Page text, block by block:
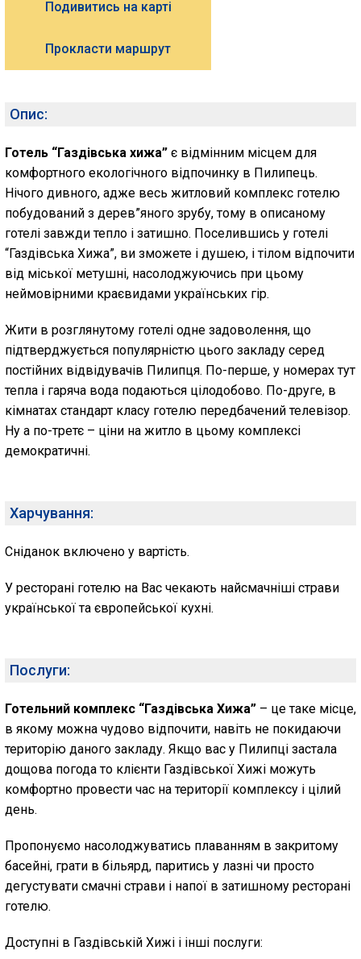
Подивитись на карті
Прокласти маршрут
Опис:
Готель “Газдівська хижа” є відмінним місцем для
комфортного екологічного відпочинку в Пилипець.
Нічого дивного, адже весь житловий комплекс готелю
побудований з дерев”яного зрубу, тому в описаному
готелі завжди тепло і затишно. Поселившись у готелі
“Газдівська Хижа”, ви зможете і душею, і тілом відпочити
від міської метушні, насолоджуючись при цьому
неймовірними краєвидами українських гір.
Жити в розглянутому готелі одне задоволення, що
підтверджується популярністю цього закладу серед
постійних відвідувачів Пилипця. По-перше, у номерах тут
тепла і гаряча вода подаються цілодобово. По-друге, в
кімнатах стандарт класу готелю передбачений телевізор.
Ну а по-третє – ціни на житло в цьому комплексі
демократичні.
Харчування:
Сніданок включено у вартість.
У ресторані готелю на Вас чекають найсмачніші страви
української та європейської кухні.
Послуги:
Готельний комплекс “Газдівська Хижа” – це таке місце,
в якому можна чудово відпочити, навіть не покидаючи
територію даного закладу. Якщо вас у Пилипці застала
дощова погода то клієнти Газдівської Хижі можуть
комфортно провести час на території комплексу і цілий
день.
Пропонуємо насолоджуватись плаванням в закритому
басейні, грати в більярд, паритись у лазні чи просто
дегустувати смачні страви і напої в затишному ресторані
готелю.
Доступні в Газдівській Хижі і інші послуги: